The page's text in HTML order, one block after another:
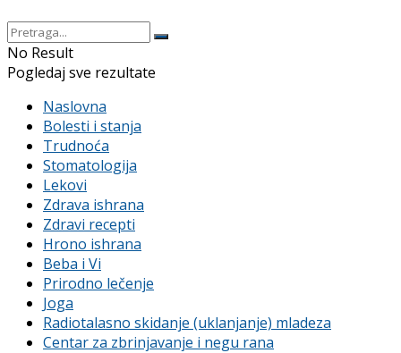
No Result
Pogledaj sve rezultate
Naslovna
Bolesti i stanja
Trudnoća
Stomatologija
Lekovi
Zdrava ishrana
Zdravi recepti
Hrono ishrana
Beba i Vi
Prirodno lečenje
Joga
Radiotalasno skidanje (uklanjanje) mladeza
Centar za zbrinjavanje i negu rana